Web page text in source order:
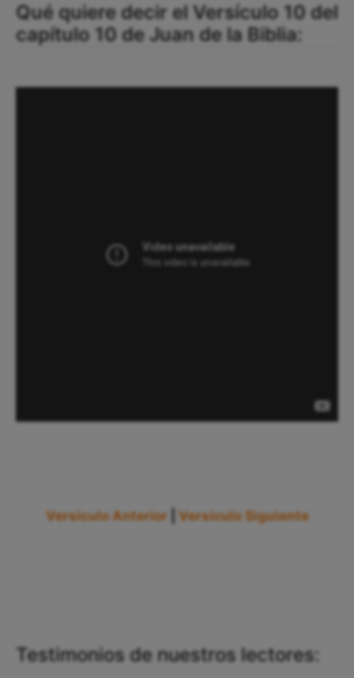
Qué quiere decir el Versículo 10 del
capítulo 10 de Juan de la Biblia:
Versículo Anterior Versículo Siguiente
Testimonios de nuestros lectores: